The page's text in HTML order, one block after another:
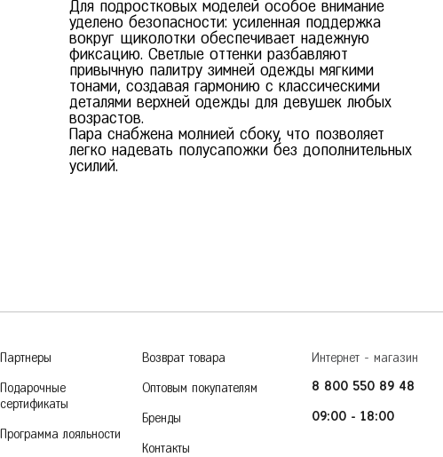
Для подростковых моделей особое внимание
уделено безопасности: усиленная поддержка
вокруг щиколотки обеспечивает надежную
фиксацию. Светлые оттенки разбавляют
привычную палитру зимней одежды мягкими
тонами, создавая гармонию с классическими
деталями верхней одежды для девушек любых
возрастов.
Пара снабжена молнией сбоку, что позволяет
легко надевать полусапожки без дополнительных
усилий.
Партнеры
Подарочные
сертификаты
Программа лояльности
Возврат товара
Оптовым покупателям
Бренды
Контакты
Интернет - магазин
8 800 550 89 48
09:00 - 18:00